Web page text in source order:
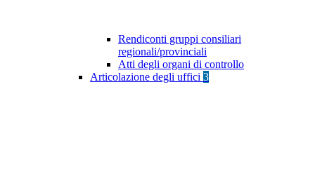
Rendiconti gruppi consiliari
regionali/provinciali
Atti degli organi di controllo
Articolazione degli uffici 3